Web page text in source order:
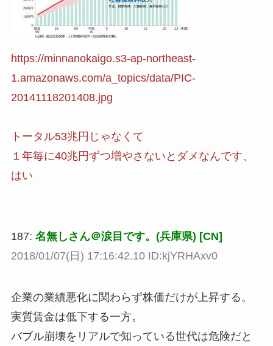
https://minnanokaigo.s3-ap-northeast-
1.amazonaws.com/a_topics/data/PIC-
20141118201408.jpg
トータル53兆円じゃなくて
１年毎に40兆円ずつ増やさないとダメなんです、
はい
187: 名無しさん＠涙目です。(兵庫県) [CN]
2018/01/07(日) 17:16:42.10 ID:kjYRHAxv0
企業の業績悪化に関わらず株価だけが上昇する。
実質賃金は低下する一方。
バブル崩壊をリアルで知っている世代は危険だと